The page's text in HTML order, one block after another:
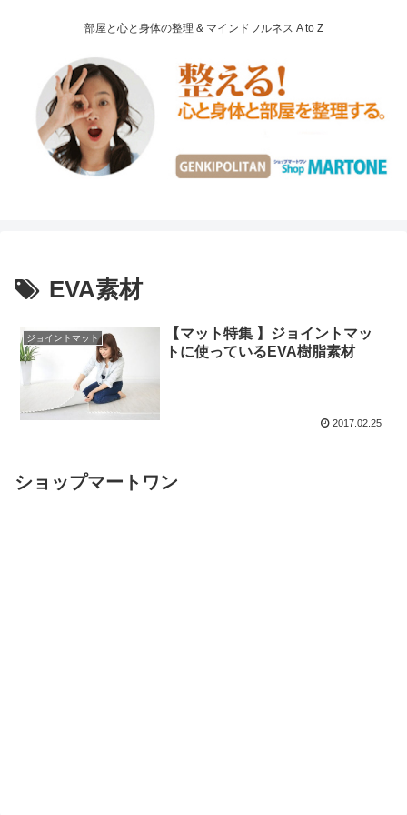
部屋と心と身体の整理 & マインドフルネス A to Z
EVA素材
ジョイントマット
【マット特集 】ジョイントマッ
トに使っているEVA樹脂素材
2017.02.25
ショップマートワン